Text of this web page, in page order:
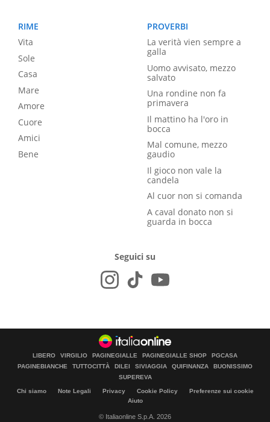
RIME
Vita
Sole
Casa
Mare
Amore
Cuore
Amici
Bene
PROVERBI
La verità vien sempre a
galla
Uomo avvisato, mezzo
salvato
Una rondine non fa
primavera
Il mattino ha l'oro in
bocca
Mal comune, mezzo
gaudio
Il gioco non vale la
candela
Al cuor non si comanda
A caval donato non si
guarda in bocca
Seguici su
LIBERO VIRGILIO PAGINEGIALLE PAGINEGIALLE SHOP
PGCASA
PAGINEBIANCHE
TUTTOCITTÀ DILEI SIVIAGGIA QUIFINANZA
BUONISSIMO
SUPEREVA
Chi siamo Note Legali Privacy Cookie Policy
Preferenze sui cookie
Aiuto
© Italiaonline S.p.A. 2026